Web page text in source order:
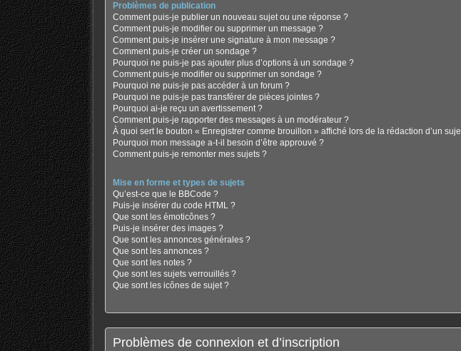
Problèmes de publication
Comment puis-je publier un nouveau sujet ou une réponse ?
Comment puis-je modifier ou supprimer un message ?
Comment puis-je insérer une signature à mon message ?
Comment puis-je créer un sondage ?
Pourquoi ne puis-je pas ajouter plus d’options à un sondage ?
Comment puis-je modifier ou supprimer un sondage ?
Pourquoi ne puis-je pas accéder à un forum ?
Pourquoi ne puis-je pas transférer de pièces jointes ?
Pourquoi ai-je reçu un avertissement ?
Comment puis-je rapporter des messages à un modérateur ?
À quoi sert le bouton « Enregistrer comme brouillon » affiché lors de la rédaction d’un
Pourquoi mon message a-t-il besoin d’être approuvé ?
Comment puis-je remonter mes sujets ?
Mise en forme et types de sujets
Qu’est-ce que le BBCode ?
Puis-je insérer du code HTML ?
Que sont les émoticônes ?
Puis-je insérer des images ?
Que sont les annonces générales ?
Que sont les annonces ?
Que sont les notes ?
Que sont les sujets verrouillés ?
Que sont les icônes de sujet ?
Problèmes de connexion et d’inscription